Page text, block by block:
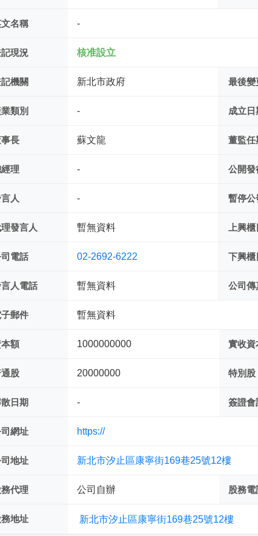
名稱 -
現況 核准設立
機關 新北市政府 最後變
類別 - 成立日
長 蘇文龍 董監任
理 - 公開發
人 - 暫停公
發言人 暫無資料 上興
電話 02-2692-6222 下興櫃
人電話 暫無資料 公司傳
郵件 暫無資料
額 1000000000 實收資
股 20000000 特別股
日期 - 簽證會
網址 https://
地址 新北市汐止區康寧街169巷25號12樓
代理 公司自辦 股務電
地址 新北市汐止區康寧街169巷25號12樓